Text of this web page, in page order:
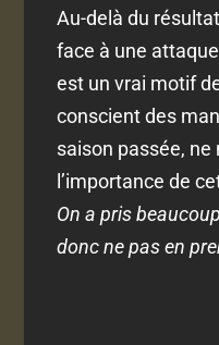
Au-delà du
face à une
est un vrai motif
conscient des
saison passée,
l’importance de
On a pris
donc ne pas en